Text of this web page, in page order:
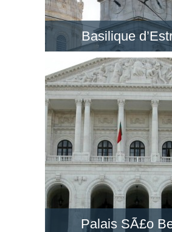
Basilique
Au quartier de Lapa, la
un des grands monuments à
la et découvrez le paysage
!
Palais SÃ£o